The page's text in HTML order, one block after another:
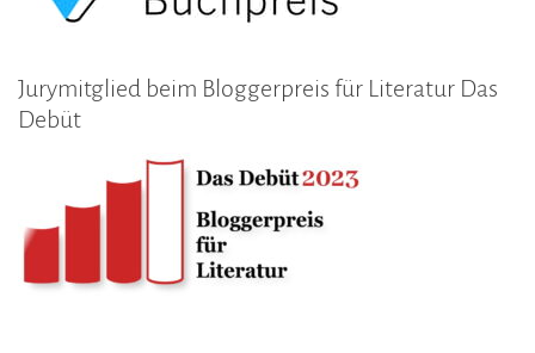
Jurymitglied beim Bloggerpreis für Literatur Das
Debüt